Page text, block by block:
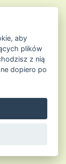
aby
plików
z nią
dopiero po